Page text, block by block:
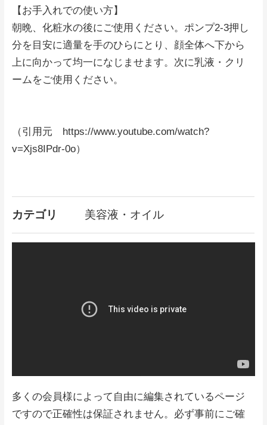
【お手入れでの使い方】
朝晩、化粧水の後にご使用ください。ポンプ2-3押し
分を目安に適量を手のひらにとり、顔全体へ下から
上に向かって均一になじませます。次に乳液・クリ
ームをご使用ください。
（引用元 https://www.youtube.com/watch?
v=Xjs8IPdr-0o）
カテゴリ 美容液・オイル
多くの会員様によって自由に編集されているページ
ですので正確性は保証されません。必ず事前にご確